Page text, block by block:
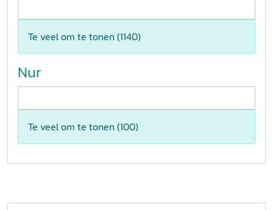
Te veel om te tonen (1140)
Nur
Te veel om te tonen (100)